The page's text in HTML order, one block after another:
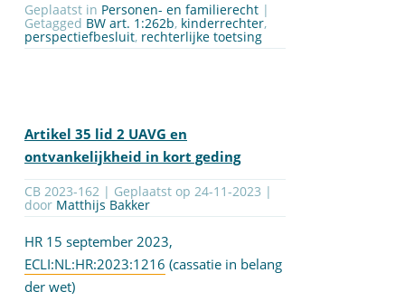
Geplaatst in Personen- en familierecht
Getagged BW art. 1:262b, kinderrechter,
perspectiefbesluit, rechterlijke toetsing
Artikel 35 lid 2 UAVG en
ontvankelijkheid in kort geding
CB 2023-162 | Geplaatst op 24-11-2023 |
door Matthijs Bakker
HR 15 september 2023,
ECLI:NL:HR:2023:1216 (cassatie in belang
der wet)